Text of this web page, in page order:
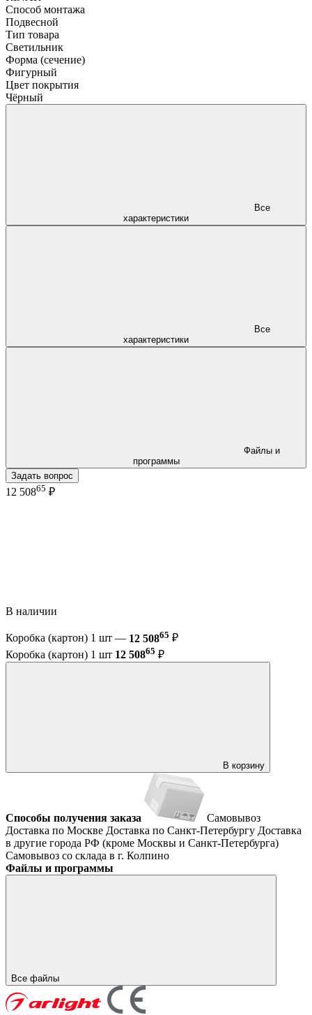
Способ монтажа
Подвесной
Тип товара
Светильник
Форма (сечение)
Фигурный
Цвет покрытия
Чёрный
характеристики
характеристики
программы
Задать вопрос
12 50865 ₽
В наличии
Коробка (картон) 1 шт — 12 50865 ₽
Коробка (картон) 1 шт 12 50865 ₽
В корзину
Способы получения заказа
Самовывоз
Доставка по Москве Доставка по Санкт-Петербургу Доставка
в другие города РФ (кроме Москвы и Санкт-Петербурга)
Самовывоз со склада в г. Колпино
Файлы и программы
Все файлы